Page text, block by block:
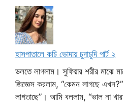
হাসপাতালে কচি ভোদায় চুদাচুদি পার্ট ২
ডলতে লাগলাম। সুফিয়ার শরীর মাঝে
জিজ্ঞেস করলাম, “কেমন লাগছে
লাগতাছে”। আমি বললাম, “ভাল না